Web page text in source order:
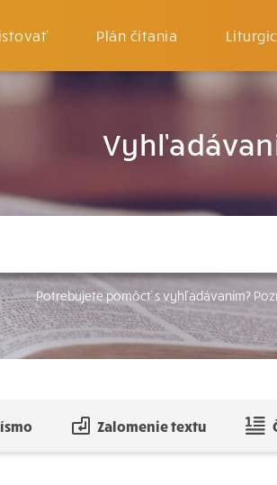
Plán čítania
Potrebujete pomôcť s vyhľadávaním?
Zalomenie textu